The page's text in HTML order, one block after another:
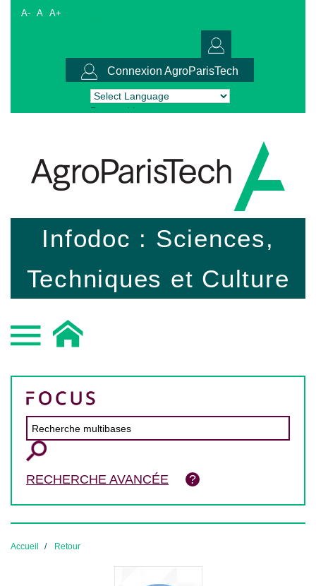
A- A A+
Connexion AgroParisTech
Powered by Translate
Infodoc : Sciences,
Techniques et Culture
RECHERCHE AVANCÉE
Accueil Retour